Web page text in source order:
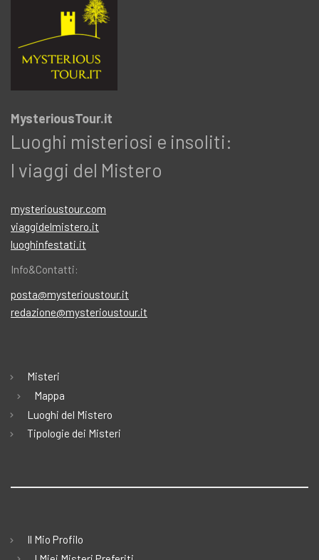
MysteriousTour.it
Luoghi misteriosi e insoliti:
I viaggi del Mistero
mysterioustour.com
viaggidelmistero.it
luoghinfestati.it
Info&Contatti:
posta@mysterioustour.it
redazione@mysterioustour.it
Misteri
Mappa
Luoghi del Mistero
Tipologie dei Misteri
Il Mio Profilo